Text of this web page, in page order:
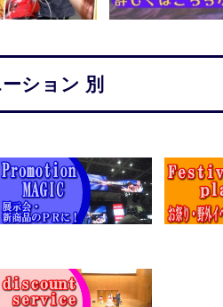
ション 別